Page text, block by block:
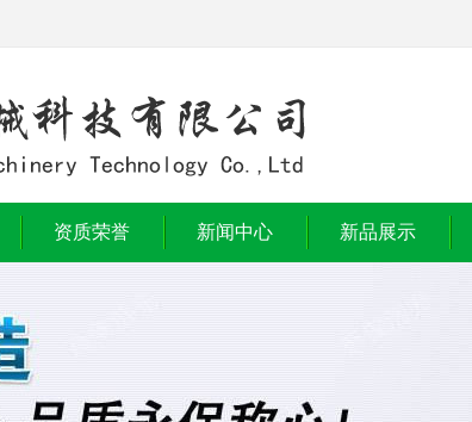
资质荣誉 新闻中心 新品展示